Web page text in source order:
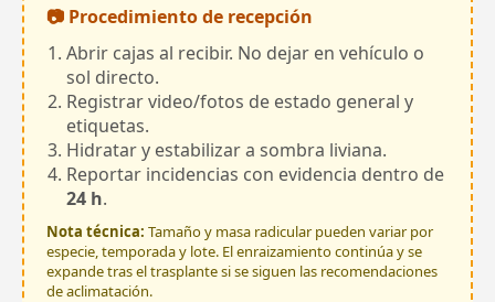
📷 Procedimiento de recepción
Abrir cajas al recibir. No dejar en vehículo o
sol directo.
Registrar video/fotos de estado general y
etiquetas.
Hidratar y estabilizar a sombra liviana.
Reportar incidencias con evidencia dentro de
24 h.
Nota técnica: Tamaño y masa radicular pueden variar por
especie, temporada y lote. El enraizamiento continúa y se
expande tras el trasplante si se siguen las recomendaciones
de aclimatación.